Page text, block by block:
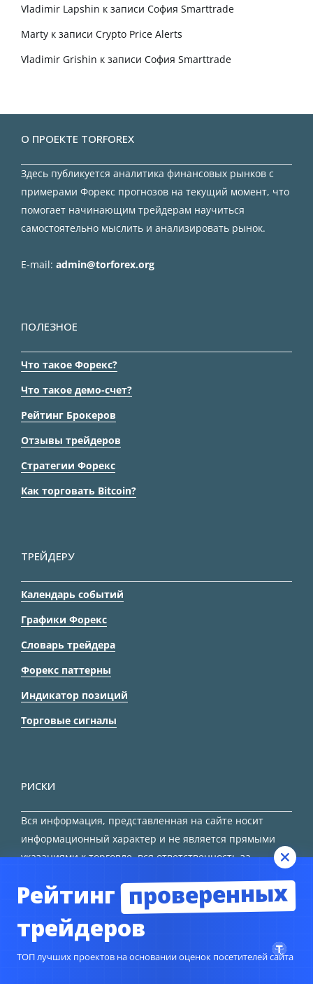
Vladimir Lapshin к записи София Smarttrade
Marty к записи Crypto Price Alerts
Vladimir Grishin к записи София Smarttrade
О ПРОЕКТЕ TORFOREX
Здесь публикуется аналитика финансовых рынков с
примерами Форекс прогнозов на текущий момент, что
помогает начинающим трейдерам научиться
самостоятельно мыслить и анализировать рынок.
E-mail: admin@torforex.org
ПОЛЕЗНОЕ
Что такое Форекс?
Что такое демо-счет?
Рейтинг Брокеров
Отзывы трейдеров
Стратегии Форекс
Как торговать Bitcoin?
ТРЕЙДЕРУ
Календарь событий
Графики Форекс
Словарь трейдера
Форекс паттерны
Индикатор позиций
Торговые сигналы
РИСКИ
Вся информация, представленная на сайте носит
информационный характер и не является прямыми
указаниями к торговле, вся ответственность за
Рейтинг проверенных
трейдеров
ТОП лучших проектов на основании оценок посетителей сайта